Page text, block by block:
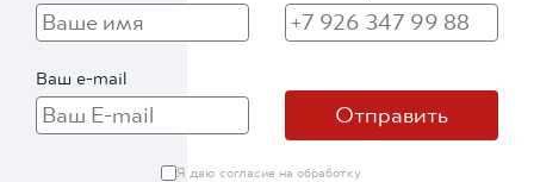
Ваш e-mail
Отправить
Я даю согласие на обработку